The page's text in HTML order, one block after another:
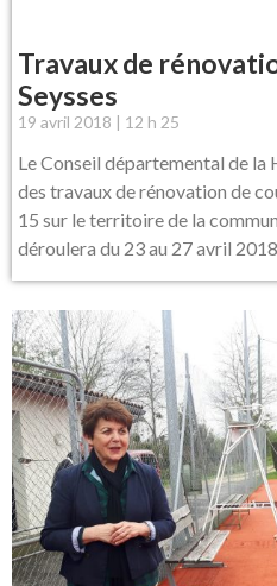
Travaux de
Seysses
19 avril 2018 12 h 25
Le Conseil départemental de
des travaux de rénovation de
15 sur le territoire de la
déroulera du 23 au 27 avril